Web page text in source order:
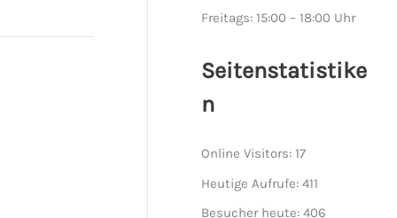
Freitags: 15:00 – 18:00 Uhr
Seitenstatistike
n
Online Visitors:17
Heutige Aufrufe:411
Besucher heute:406